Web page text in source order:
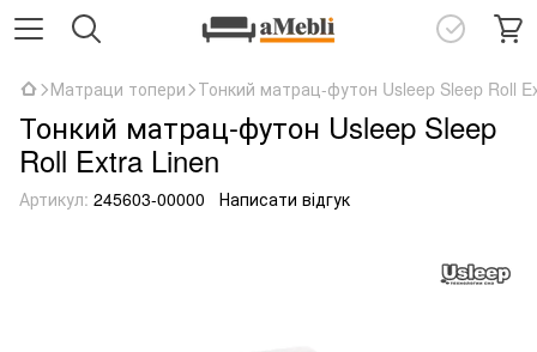
Матраци топери Тонкий матрац-футон Usleep Sleep Roll
Тонкий матрац-футон Usleep Sleep
Roll Extra Linen
Артикул: 245603-00000 Написати відгук